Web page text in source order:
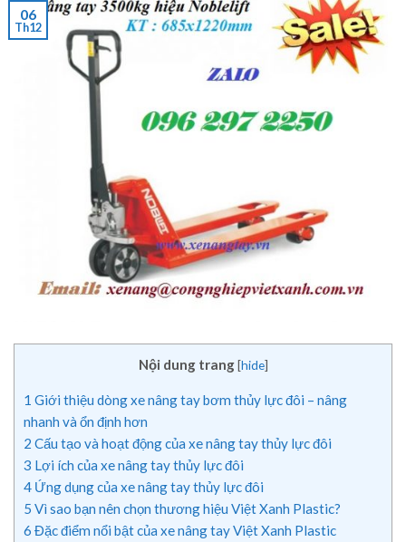
06
Th12
Nội dung trang [hide]
1 Giới thiệu dòng xe nâng tay bơm thủy lực đôi – nâng
nhanh và ổn định hơn
2 Cấu tạo và hoạt động của xe nâng tay thủy lực đôi
3 Lợi ích của xe nâng tay thủy lực đôi
4 Ứng dụng của xe nâng tay thủy lực đôi
5 Vì sao bạn nên chọn thương hiệu Việt Xanh Plastic?
6 Đặc điểm nổi bật của xe nâng tay Việt Xanh Plastic